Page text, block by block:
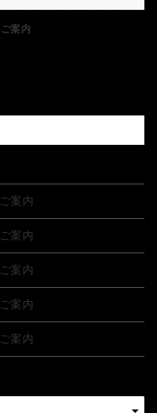
案内
案内
案内
案内
案内
案内